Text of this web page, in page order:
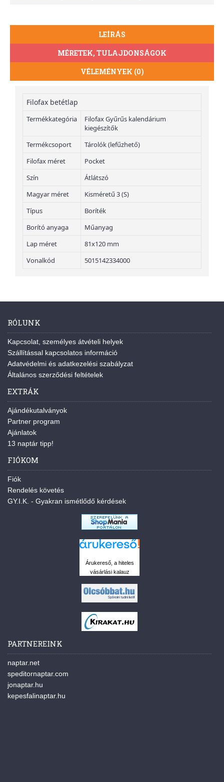
LEÍRÁS
MÉRETEK, TULAJDONSÁGOK
VÉLEMÉNYEK (0)
Filofax betétlap
Termékkategória
Filofax Gyűrűs kalendárium
kiegészítők
Termékcsoport
Tárolók (lefűzhető)
Filofax méret
Pocket
Szín
Átlátszó
Magyar méret
Kisméretű 3 (S)
Típus
Boríték
Borító anyaga
Műanyag
Lap méret
81x120 mm
Vonalkód
5015142334000
RÓLUNK
Kapcsolat, személyes átvételi helyek
Szállítással kapcsolatos információ
Adatvédelmi és adatkezelési szabályzat
Általános szerződési feltételek
EXTRÁK
Ajándékutalványok
Partner program
Ajánlatok
13 naptár tipp!
FIÓKOM
Fiók
Rendelés követés
GY.I.K. - Gyakran ismétlődő kérdések
Árukereső, a hiteles
vásárlási kalauz
PARTNEREINK
naptar.net
speditornaptar.com
jonaptar.hu
kepesfalinaptar.hu